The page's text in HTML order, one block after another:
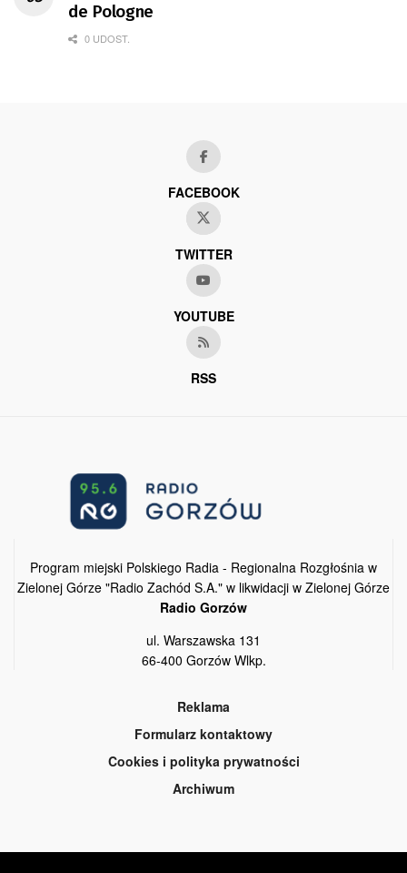
de Pologne
0 UDOST.
FACEBOOK
TWITTER
YOUTUBE
RSS
Program miejski Polskiego Radia - Regionalna Rozgłośnia w
Zielonej Górze "Radio Zachód S.A." w likwidacji w Zielonej Górze
Radio Gorzów
ul. Warszawska 131
66-400 Gorzów Wlkp.
Reklama
Formularz kontaktowy
Cookies i polityka prywatności
Archiwum